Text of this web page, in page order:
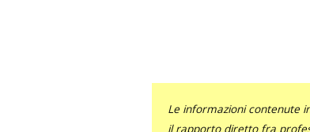
Le informazioni contenute
il rapporto diretto fra